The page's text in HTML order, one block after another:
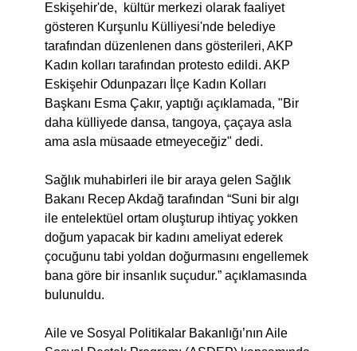
Eskişehir'de, kültür merkezi olarak faaliyet
gösteren Kurşunlu Külliyesi'nde belediye
tarafından düzenlenen dans gösterileri, AKP
Kadın kolları tarafından protesto edildi. AKP
Eskişehir Odunpazarı İlçe Kadın Kolları
Başkanı Esma Çakır, yaptığı açıklamada, "Bir
daha külliyede dansa, tangoya, çaçaya asla
ama asla müsaade etmeyeceğiz" dedi.
Sağlık muhabirleri ile bir araya gelen Sağlık
Bakanı Recep Akdağ tarafından “Suni bir algı
ile entelektüel ortam oluşturup ihtiyaç yokken
doğum yapacak bir kadını ameliyat ederek
çocuğunu tabi yoldan doğurmasını engellemek
bana göre bir insanlık suçudur.” açıklamasında
bulunuldu.
Aile ve Sosyal Politikalar Bakanlığı’nın Aile